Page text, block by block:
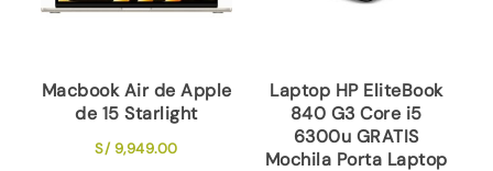
Macbook Air de Apple
de 15 Starlight
S/9,949.00
Laptop HP EliteBook
840 G3 Core i5
6300u GRATIS
Mochila Porta Laptop